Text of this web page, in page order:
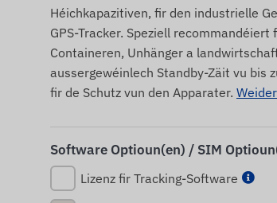
Héichkapazitiven, fir den industrielle
GPS-Tracker. Speziell
Containeren, Unhänger a
aussergewéinlech Standby-Zäit vu bis
fir de Schutz vun den Apparater.
Software Optioun(en) / SIM
Lizenz fir Tracking-Software